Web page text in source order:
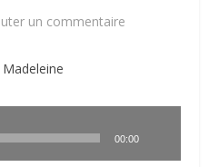
un commentaire
00:00